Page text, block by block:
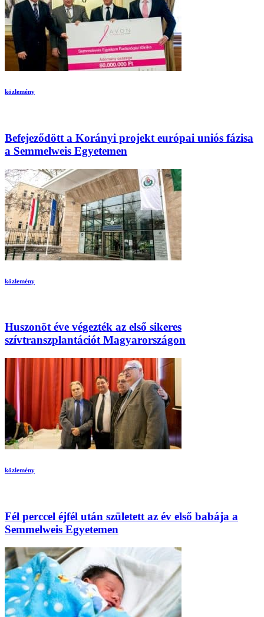
közlemény
Befejeződött a Korányi projekt európai uniós fázisa
a Semmelweis Egyetemen
közlemény
Huszonöt éve végezték az első sikeres
szívtranszplantációt Magyarországon
közlemény
Fél perccel éjfél után született az év első babája a
Semmelweis Egyetemen